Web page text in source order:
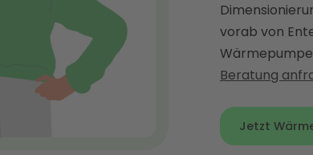
vorab von
Beratung
Jetzt